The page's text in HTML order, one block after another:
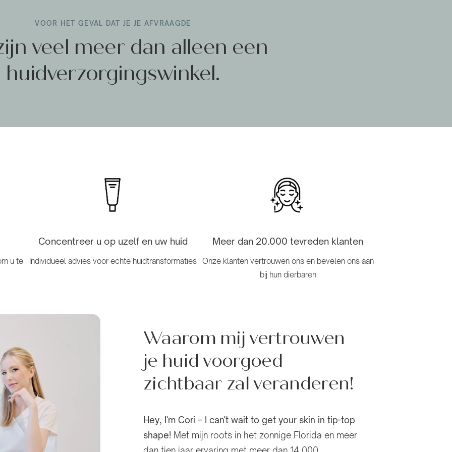
VOOR HET GEVAL DAT JE JE AFVRAAGDE
veel meer dan alleen een
huidverzorgingswinkel.
u te
Concentreer u op uzelf en uw huid
Individueel advies voor echte huidtransformaties
Meer dan 20.000 tevreden klanten
Onze klanten vertrouwen ons en bevelen ons aan
bij hun dierbaren
Waarom mij vertrouwen
je huid voorgoed
zichtbaar zal veranderen!
Hey, I'm Cori – I can't wait to get your skin in tip-top
shape! Met mijn roots in het zonnige Florida en meer